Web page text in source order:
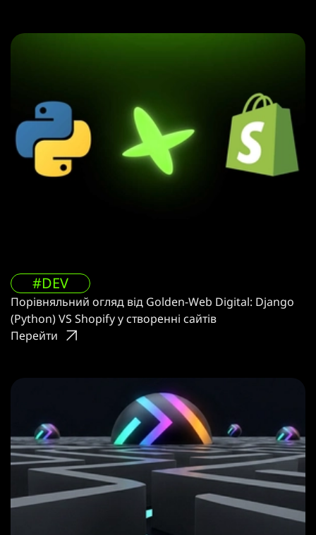
#DEV
Порівняльний огляд від Golden-Web Digital: Django
(Python) VS Shopify у створенні сайтів
Перейти